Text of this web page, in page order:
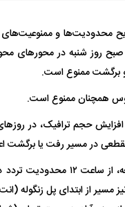
محدودیت‌ها و
کشور، گفت: تردد کلیه موتورسیکلت‌ها از ساعت ۱۲ امروز تا
برگشت ممنوع است.
همچنان ممنوع است.
حجم ترافیک، در روز‌های
در مسیر رفت یا برگشت
وی در خصوص محدودیت‌های قطعی روز جمعه،
که مقصد آنها چالوس است اعمال می‌شود و از ساعت ۱۳
دو خرید جدید
امضای قرارداد